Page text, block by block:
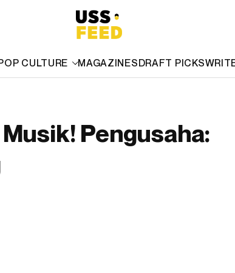
CULTURE MAGAZINESDRAFT PICKS
Pengusaha: